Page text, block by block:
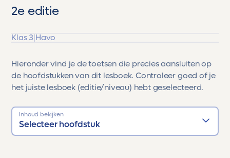
2e editie
Klas 3|Havo
Hieronder vind je de toetsen die precies aansluiten op
de hoofdstukken van dit lesboek. Controleer goed of je
het juiste lesboek (editie/niveau) hebt geselecteerd.
Inhoud bekijken
Selecteer hoofdstuk